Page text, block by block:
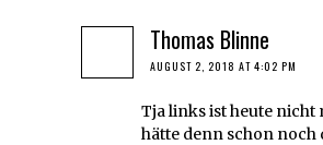
Thomas Blinne
AUGUST 2, 2018 AT 4:02 PM
Tja links ist heute nicht
hätte denn schon noch